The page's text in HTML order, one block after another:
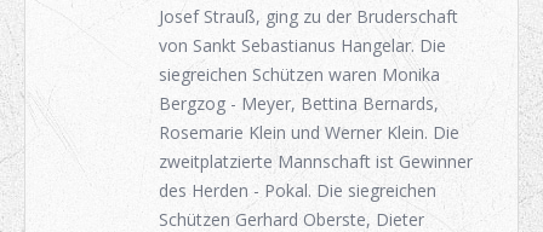
Josef Strauß, ging zu der Bruderschaft
von Sankt Sebastianus Hangelar. Die
siegreichen Schützen waren Monika
Bergzog - Meyer, Bettina Bernards,
Rosemarie Klein und Werner Klein. Die
zweitplatzierte Mannschaft ist Gewinner
des Herden - Pokal. Die siegreichen
Schützen Gerhard Oberste, Dieter